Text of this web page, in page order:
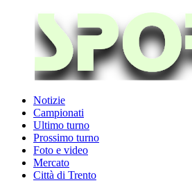
Notizie
Campionati
Ultimo turno
Prossimo turno
Foto e video
Mercato
Città di Trento